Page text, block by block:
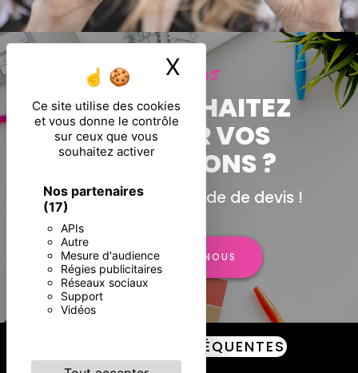
Ce site utilise des cookies
et vous donne le contrôle
sur ceux que vous
souhaitez activer
Nos partenaires
(17)
APIs
Autre
Mesure d'audience
Régies publicitaires
Réseaux sociaux
Support
Vidéos
X Masquer le
+ D'INFOS
VOUS SOUHAITEZ
CHIFFRER VOS
IMPRESSIONS ?
Faites votre demande de devis !
CONTACTEZ-NOUS
RECHERCHES FRÉQUENTES